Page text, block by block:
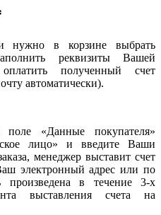
нужно в корзине выбрать
реквизиты Вашей
полученный счет
автоматически).
«Данные покупателя»
лицо» и введите Ваши
менеджер выставит счет
электронный адрес или по
в течение 3-х
выставления счета на